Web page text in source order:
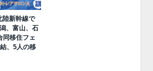
陸新幹線で
、富山、石
同移住フェ
、5人の移